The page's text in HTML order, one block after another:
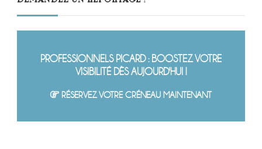
PROFESSIONNELS PICARD : BOOSTEZ VOTRE
VISIBILITÉ DÈS AUJOURD'HUI !
RÉSERVEZ VOTRE CRÉNEAU MAINTENANT